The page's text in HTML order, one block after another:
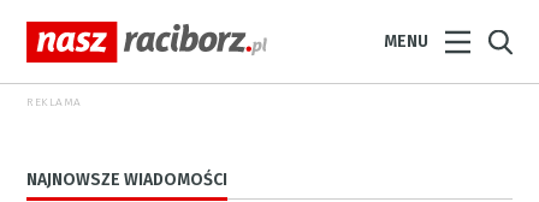
MENU
REKLAMA
NAJNOWSZE WIADOMOŚCI